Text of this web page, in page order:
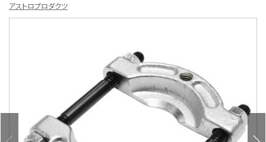
アストロプロダクツ